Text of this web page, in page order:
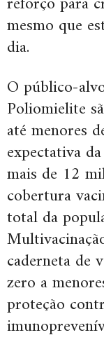
mesmo que
dia.
O público-
Poliomielite
até menores
expectativa
mais de 12
cobertura
total da
caderneta de
zero a
proteção